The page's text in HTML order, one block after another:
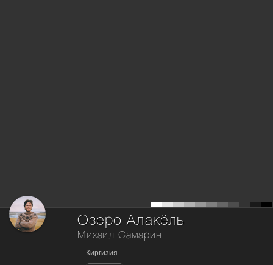
Озеро Алакёль
Михаил Самарин
Киргизия